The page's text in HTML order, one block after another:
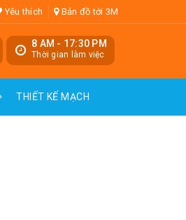
Yêu thích Bản đồ tới 3M
8 AM - 17:30 PM
Thời gian làm việc
THIẾT KẾ MẠCH